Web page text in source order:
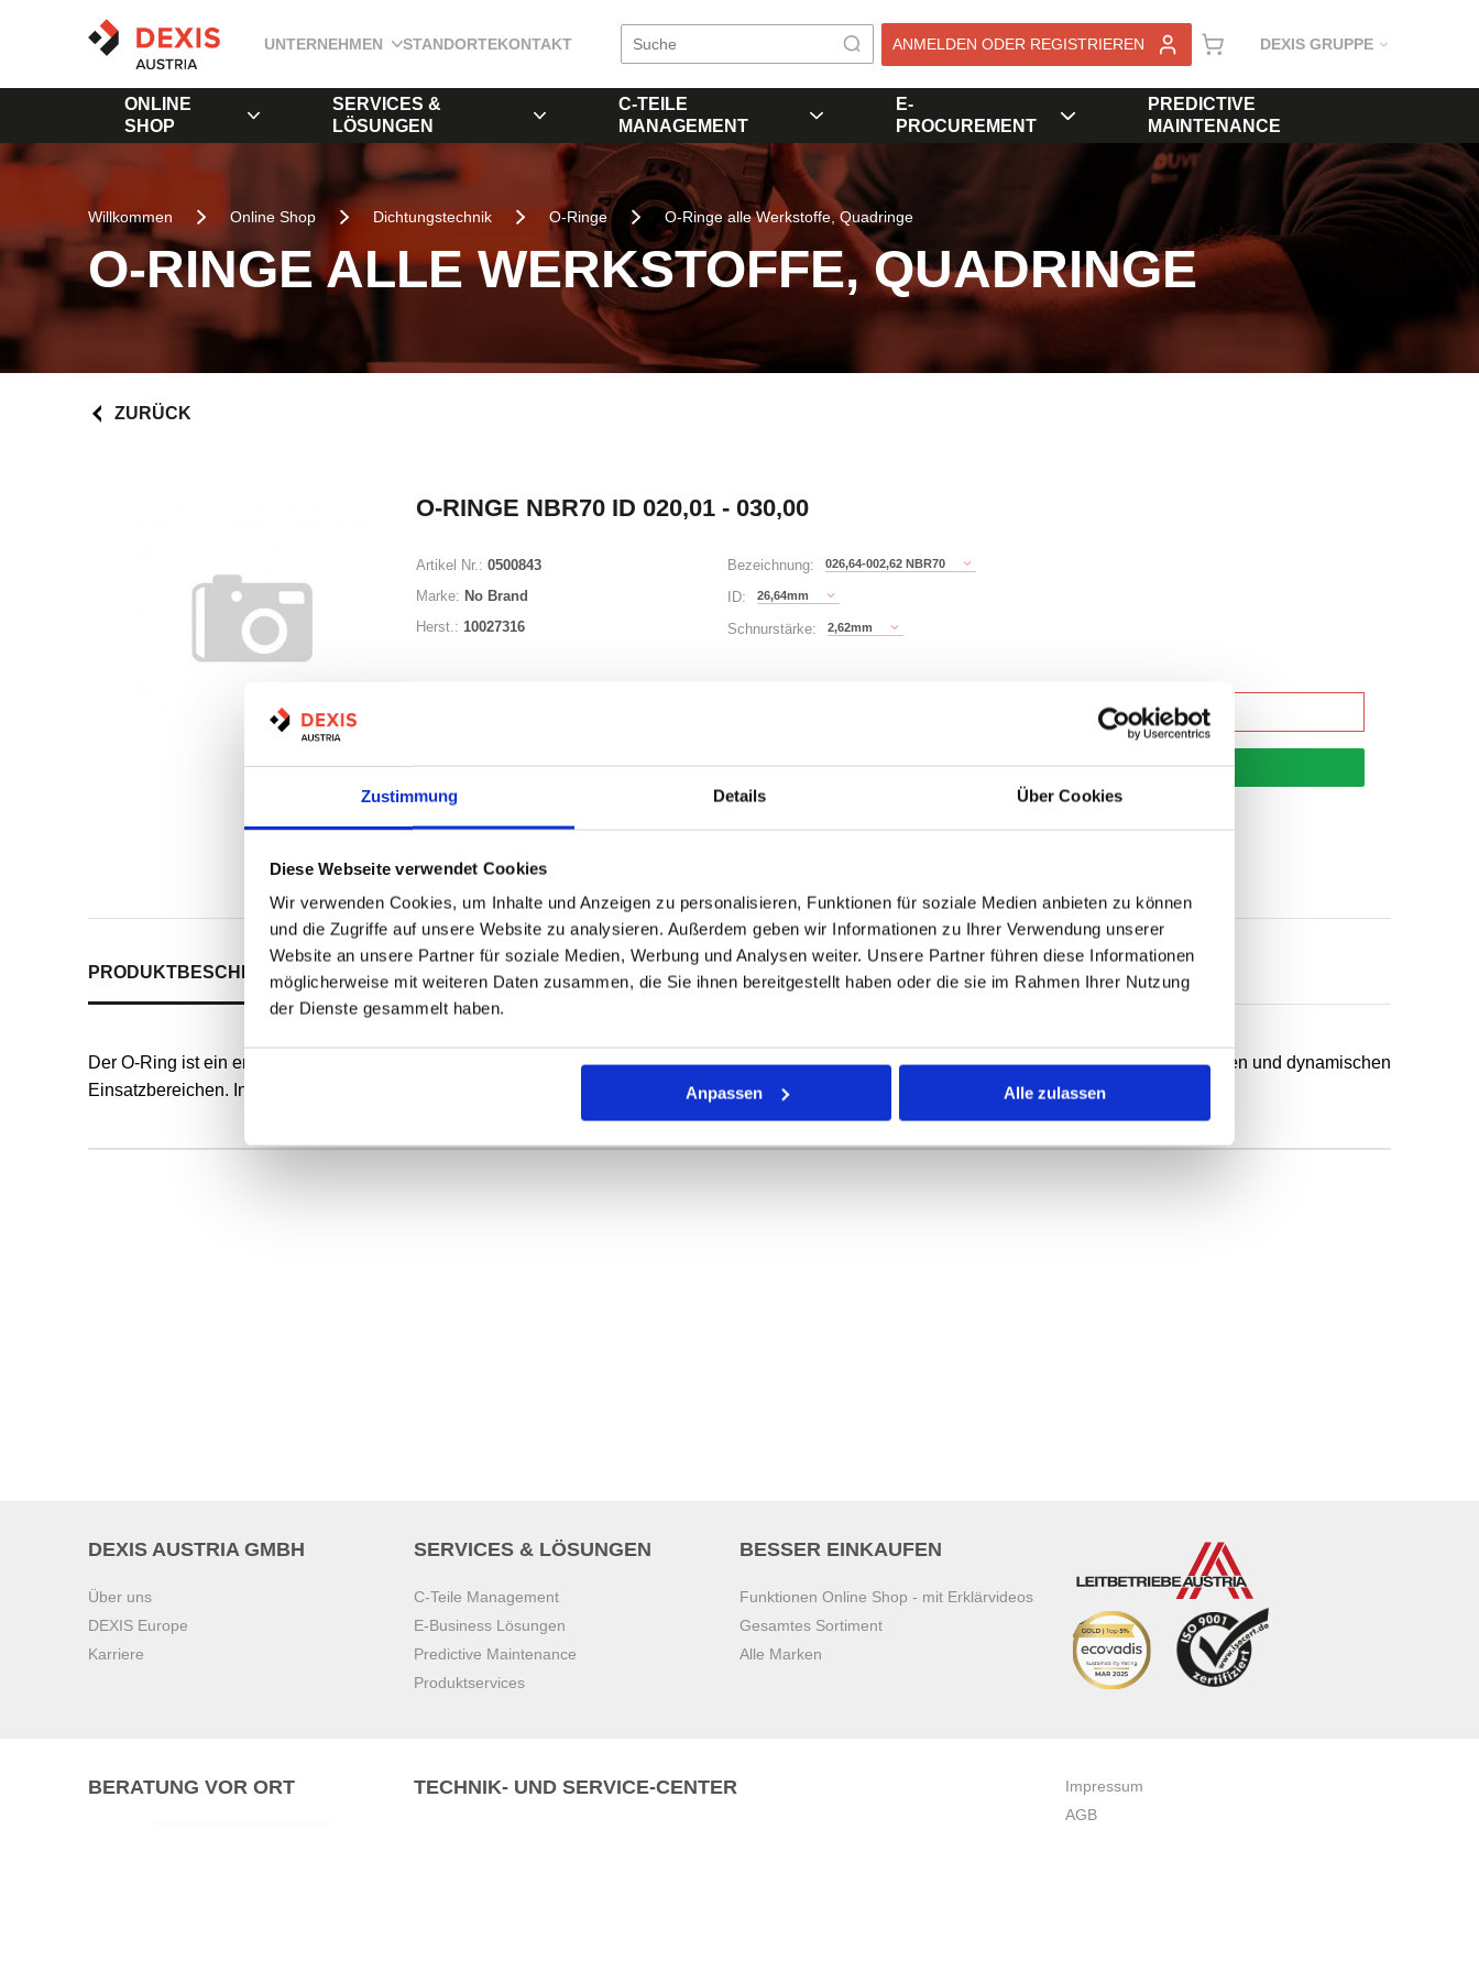
Zustimmung Details Über Cookies
Diese Webseite verwendet Cookies
Wir verwenden Cookies, um Inhalte und Anzeigen zu personalisieren, Funktionen für soziale Medien anbieten zu können
und die Zugriffe auf unsere Website zu analysieren. Außerdem geben wir Informationen zu Ihrer Verwendung unserer
Website an unsere Partner für soziale Medien, Werbung und Analysen weiter. Unsere Partner führen diese Informationen
möglicherweise mit weiteren Daten zusammen, die Sie ihnen bereitgestellt haben oder die sie im Rahmen Ihrer Nutzung
der Dienste gesammelt haben.
Anpassen Alle zulassen
UNTERNEHMEN STANDORTEKONTAKT ANMELDEN ODER REGISTRIEREN DEXIS GRUPPE
ONLINE
SHOP
SERVICES &
LÖSUNGEN
C-TEILE
MANAGEMENT
E-
PROCUREMENT
PREDICTIVE
MAINTENANCE
Willkommen Online Shop Dichtungstechnik O-Ringe O-Ringe alle Werkstoffe, Quadringe
O-RINGE ALLE WERKSTOFFE, QUADRINGE
ZURÜCK
O-RINGE NBR70 ID 020,01 - 030,00
Artikel Nr.: 0500843
Marke: No Brand
Herst.: 10027316
Bezeichnung: 026,64-002,62 NBR70
ID: 26,64mm
Schnurstärke: 2,62mm
STK Warenkorb
Auf Lager
Print
PRODUKTBESCHREIBUNG ALLE SPEZIFIKATIONEN
Der O-Ring ist ein endlos formvulkanisierter, runder Dichtring mit kreisförmigem Querschnitt für die unterschiedlichsten Anwendungsfälle in statischen und dynamischen
Einsatzbereichen. Innendurchmesser und Schnurstärke definieren die Abmessungen.
DEXIS AUSTRIA GMBH
Über uns
DEXIS Europe
Karriere
SERVICES & LÖSUNGEN
C-Teile Management
E-Business Lösungen
Predictive Maintenance
Produktservices
BESSER EINKAUFEN
Funktionen Online Shop - mit Erklärvideos
Gesamtes Sortiment
Alle Marken
BERATUNG VOR ORT TECHNIK- UND SERVICE-CENTER
Impressum
AGB